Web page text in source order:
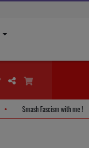
Smash Fascism with me !